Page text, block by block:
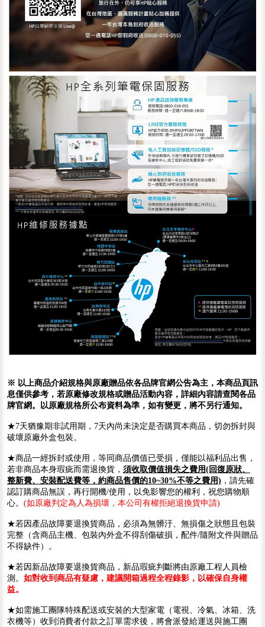
※ 以上商品介紹規格與原廠贈品依各品牌官網公告為主，本商品頁訊
息僅供參考，若原廠修改規格或贈品活動內容，詳細內容請查閱各品
牌官網。以原廠規格所公布資料為準，如有變更，將不另行通知。
★7天猶豫期非試用期，7天內尚未決定是否購買本商品，切勿拆封與
破壞原廠外盒包裝。
★商品一經拆封或使用，等同商品價值已受損，僅能以福利品出售，
若非商品本身瑕疵而需退換貨， 須收取價值損失之費用(回復原狀、
整新費、安裝配送費等，約商品售價的10~30%不等之費用) ，請先確
認訂購商品無誤，再行開機/使用，以免影響您的權利，祝您購物順
心。 (如原廠判定為人為損壞，本公司有權拒絕退換貨申請)
★若因產品故障要退換貨商品，必須為無髒汙、無損傷之狀態且包裝
完整（含商品主機、包裝內外盒不得刮傷破損，配件/隨附文件與贈品
不得缺件）。
★若因新品故障要退換貨商品，新品瑕疵判斷將由原廠工程人員檢
測。 如對收到商品有疑慮，建議開箱過程全程錄影，以確保自身權
益。
★如需施工團隊特殊配送或安裝的大型家電（電視、冷氣、冰箱、洗
衣機等）收到消費者付款之訂單需求後，將會派發給運送與施工團